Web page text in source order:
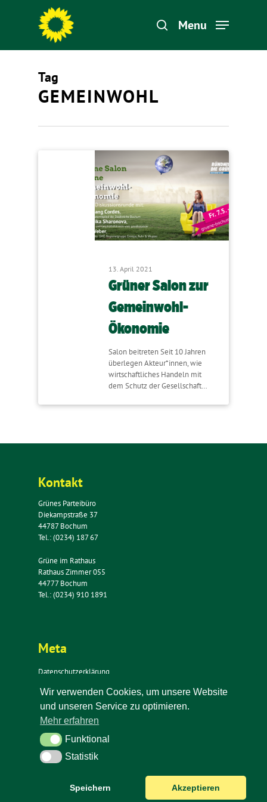
Hit enter to search or ESC to close
Menu
Tag
GEMEINWOHL
13. April 2021
Grüner Salon zur
Gemeinwohl-
Ökonomie
Salon beitreten Seit 10 Jahren
überlegen Akteur*innen, wie
wirtschaftliches Handeln mit
dem Schutz der Gesellschaft…
Kontakt
Grünes Parteibüro
Diekampstraße 37
44787 Bochum
Tel.: (0234) 187 67
Grüne im Rathaus
Rathaus Zimmer 055
44777 Bochum
Tel.: (0234) 910 1891
Meta
Datenschutzerklärung
Impressum
Kontakt
Newsletter
Wir verwenden Cookies, um unsere Website
und unseren Service zu optimieren.
Mehr erfahren
FunktionalFunktional
StatistikStatistik
Speichern Akzeptieren